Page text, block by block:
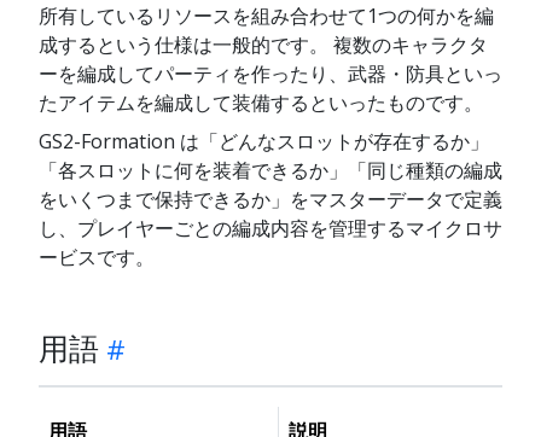
所有しているリソースを組み合わせて1つの何かを編
成するという仕様は一般的です。 複数のキャラクタ
ーを編成してパーティを作ったり、武器・防具といっ
たアイテムを編成して装備するといったものです。
GS2-Formation は「どんなスロットが存在するか」
「各スロットに何を装着できるか」「同じ種類の編成
をいくつまで保持できるか」をマスターデータで定義
し、プレイヤーごとの編成内容を管理するマイクロサ
ービスです。
用語
用語 説明